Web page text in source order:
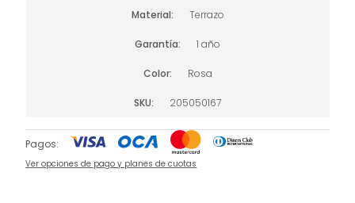
Material Terrazo
Garantía 1 año
Color Rosa
SKU 205050167
Pagos:
Ver opciones de pago y planes de cuotas